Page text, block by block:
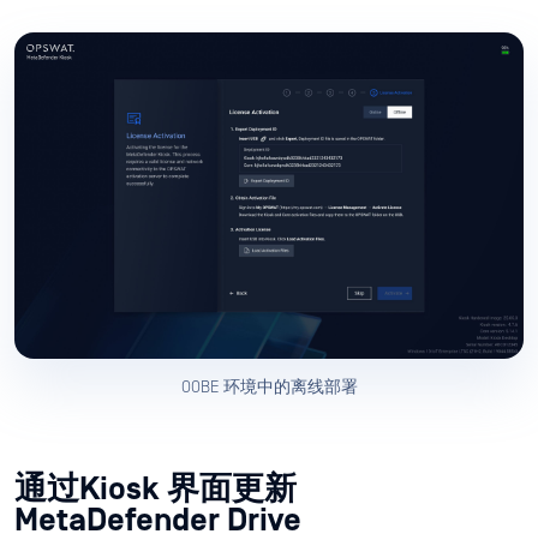
OOBE 环境中的离线部署
通过Kiosk 界面更新
MetaDefender Drive